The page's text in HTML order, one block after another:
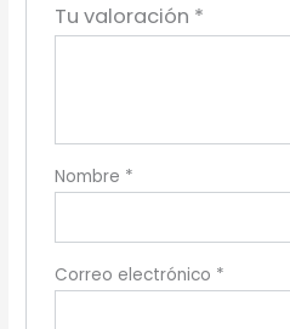
Tu valoración *
Nombre *
Correo electrónico *